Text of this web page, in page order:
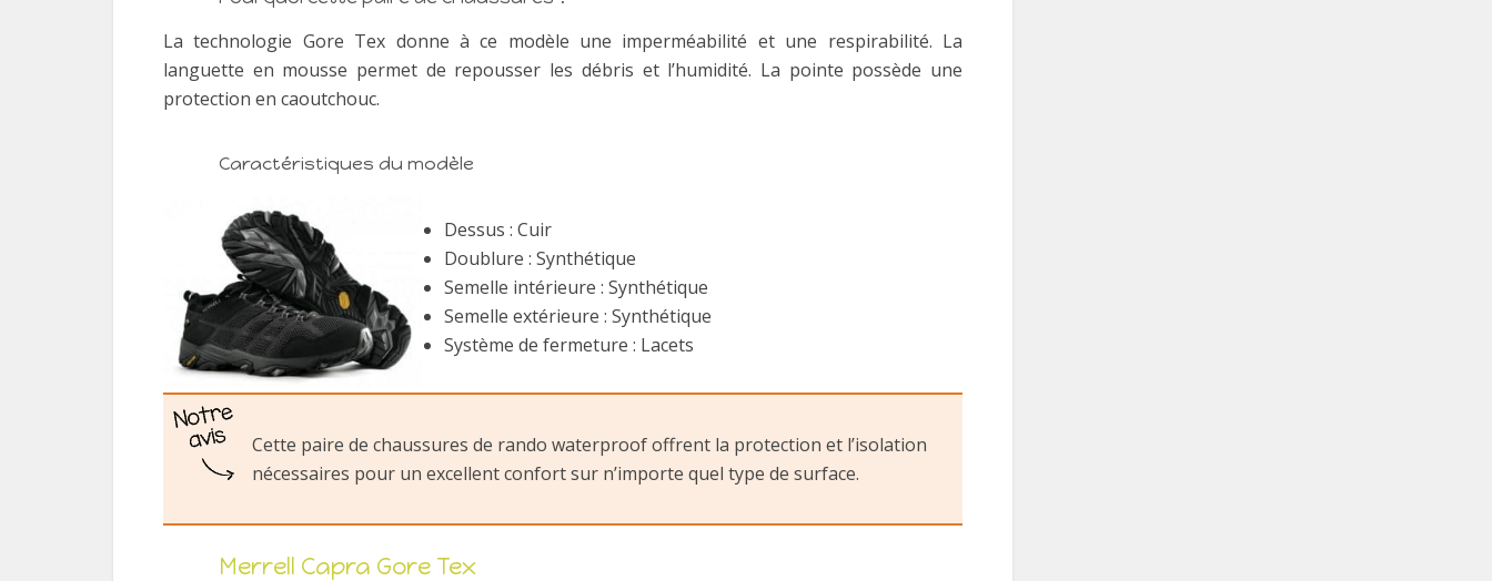
La technologie Gore Tex donne à ce modèle une imperméabilité et une respirabilité. La
languette en mousse permet de repousser les débris et l’humidité. La pointe possède une
protection en caoutchouc.
Caractéristiques du modèle
Dessus : Cuir
Doublure : Synthétique
Semelle intérieure : Synthétique
Semelle extérieure : Synthétique
Système de fermeture : Lacets
Cette paire de chaussures de rando waterproof offrent la protection et l’isolation
nécessaires pour un excellent confort sur n’importe quel type de surface.
Merrell Capra Gore Tex